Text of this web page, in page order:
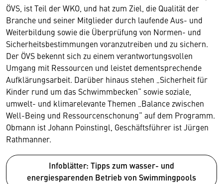
ÖVS, ist Teil der WKO, und hat zum Ziel, die Qualität der
Branche und seiner Mitglieder durch laufende Aus- und
Weiterbildung sowie die Überprüfung von Normen- und
Sicherheitsbestimmungen voranzutreiben und zu sichern.
Der ÖVS bekennt sich zu einem verantwortungs­vollen
Umgang mit Ressourcen und leistet dementsprechende
Aufklärungsarbeit. Darüber hinaus stehen „Sicherheit für
Kinder rund um das Schwimmbecken“ sowie soziale,
umwelt- und klimarelevante Themen „Balance zwischen
Well-Being und Ressourcenschonung“ auf dem Programm.
Obmann ist Johann Poinstingl, Geschäftsführer ist Jürgen
Rathmanner.
Infoblätter: Tipps zum wasser- und
energiesparenden Betrieb von Swimmingpools